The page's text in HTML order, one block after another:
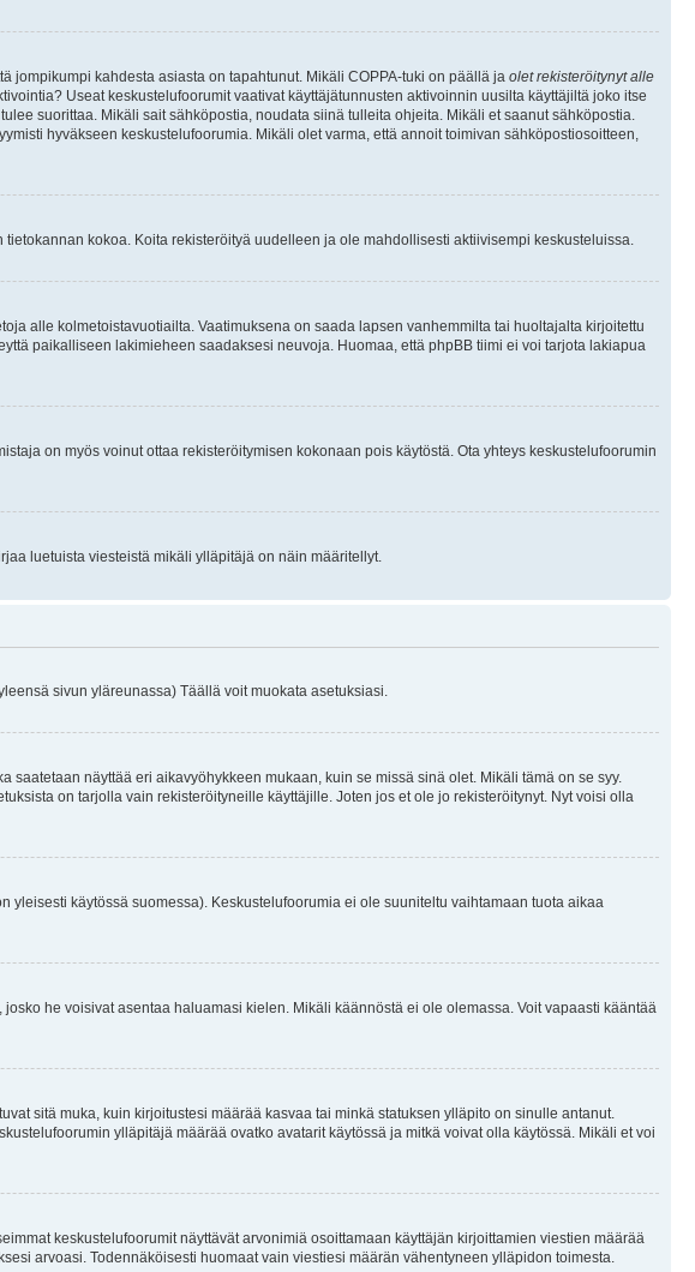
jompikumpi kahdesta asiasta on tapahtunut. Mikäli COPPA-tuki on päällä ja olet rekisteröitynyt alle
Useat keskustelufoorumit vaativat käyttäjätunnusten aktivoinnin uusilta käyttäjiltä joko itse
suorittaa. Mikäli sait sähköpostia, noudata siinä tulleita ohjeita. Mikäli et saanut sähköpostia.
hyväkseen keskustelufoorumia. Mikäli olet varma, että annoit toimivan sähköpostiosoitteen,
kokoa. Koita rekisteröityä uudelleen ja ole mahdollisesti aktiivisempi keskusteluissa.
alle kolmetoistavuotiailta. Vaatimuksena on saada lapsen vanhemmilta tai huoltajalta kirjoitettu
paikalliseen lakimieheen saadaksesi neuvoja. Huomaa, että phpBB tiimi ei voi tarjota lakiapua
on myös voinut ottaa rekisteröitymisen kokonaan pois käytöstä. Ota yhteys keskustelufoorumin
luetuista viesteistä mikäli ylläpitäjä on näin määritellyt.
sivun yläreunassa) Täällä voit muokata asetuksiasi.
näyttää eri aikavyöhykkeen mukaan, kuin se missä sinä olet. Mikäli tämä on se syy.
on tarjolla vain rekisteröityneille käyttäjille. Joten jos et ole jo rekisteröitynyt. Nyt voisi olla
käytössä suomessa). Keskustelufoorumia ei ole suuniteltu vaihtamaan tuota aikaa
he voisivat asentaa haluamasi kielen. Mikäli käännöstä ei ole olemassa. Voit vapaasti kääntää
sitä muka, kuin kirjoitustesi määrää kasvaa tai minkä statuksen ylläpito on sinulle antanut.
ylläpitäjä määrää ovatko avatarit käytössä ja mitkä voivat olla käytössä. Mikäli et voi
keskustelufoorumit näyttävät arvonimiä osoittamaan käyttäjän kirjoittamien viestien määrää
arvoasi. Todennäköisesti huomaat vain viestiesi määrän vähentyneen ylläpidon toimesta.